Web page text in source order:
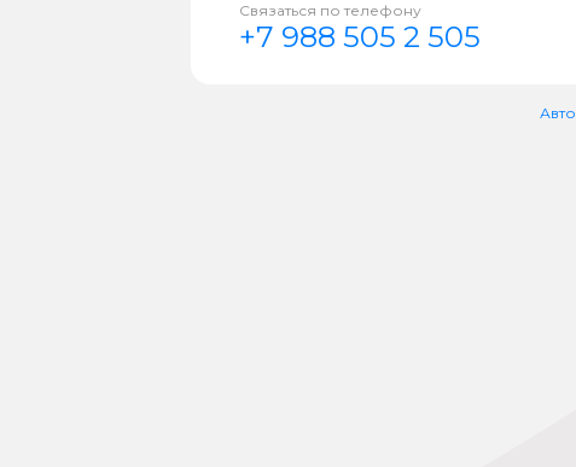
Связаться по телефону
+7 988 505 2 505